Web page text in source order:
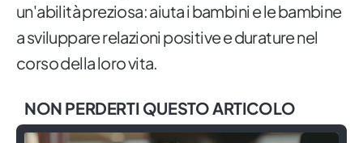
un'abilità preziosa: aiuta i bambini e le bambine
a sviluppare relazioni positive e durature nel
corso della loro vita.
NON PERDERTI QUESTO ARTICOLO